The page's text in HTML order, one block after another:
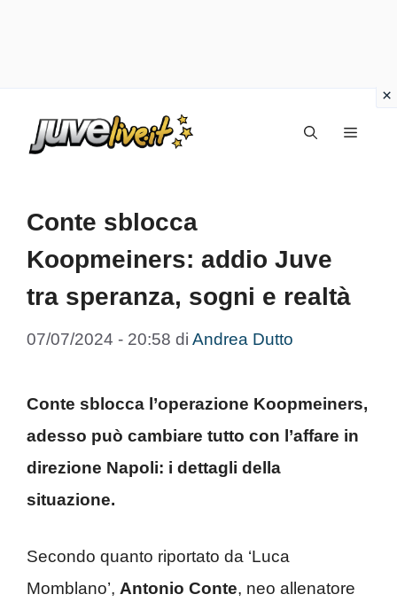
Menu
Conte sblocca
Koopmeiners: addio Juve
tra speranza, sogni e realtà
07/07/2024 - 20:58 di Andrea Dutto
Conte sblocca l’operazione Koopmeiners,
adesso può cambiare tutto con l’affare in
direzione Napoli: i dettagli della
situazione.
Secondo quanto riportato da ‘Luca
Momblano’, Antonio Conte, neo allenatore